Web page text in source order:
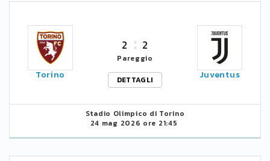
Torino
2 2
Pareggio
DETTAGLI
Juventus
Stadio Olimpico di Torino
24 mag 2026 ore 21:45